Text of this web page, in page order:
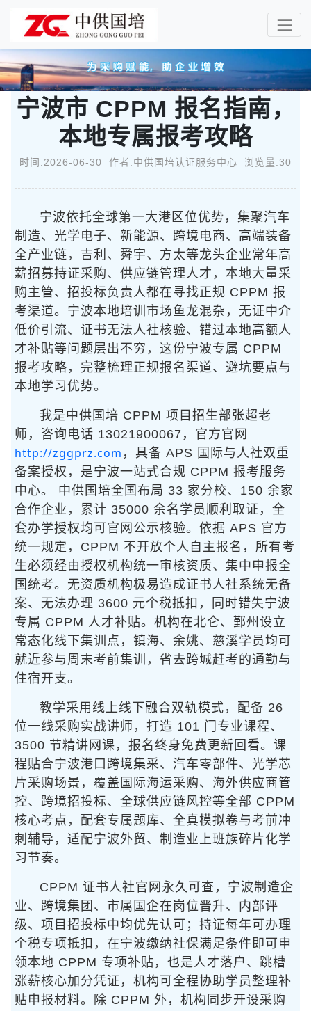
宁波市 CPPM 报名指南，
本地专属报考攻略
时间:2026-06-30 作者:中供国培认证服务中心 浏览量:30
宁波依托全球第一大港区位优势，集聚汽车
制造、光学电子、新能源、跨境电商、高端装备
全产业链，吉利、舜宇、方太等龙头企业常年高
薪招募持证采购、供应链管理人才，本地大量采
购主管、招投标负责人都在寻找正规 CPPM 报
考渠道。宁波本地培训市场鱼龙混杂，无证中介
低价引流、证书无法人社核验、错过本地高额人
才补贴等问题层出不穷，这份宁波专属 CPPM
报考攻略，完整梳理正规报名渠道、避坑要点与
本地学习优势。
我是中供国培 CPPM 项目招生部张超老
师，咨询电话 13021900067，官方官网
http://zggprz.com ，具备 APS 国际与人社双重
备案授权，是宁波一站式合规 CPPM 报考服务
中心。 中供国培全国布局 33 家分校、150 余家
合作企业，累计 35000 余名学员顺利取证，全
套办学授权均可官网公示核验。依据 APS 官方
统一规定，CPPM 不开放个人自主报名，所有考
生必须经由授权机构统一审核资质、集中申报全
国统考。无资质机构极易造成证书人社系统无备
案、无法办理 3600 元个税抵扣，同时错失宁波
专属 CPPM 人才补贴。机构在北仑、鄞州设立
常态化线下集训点，镇海、余姚、慈溪学员均可
就近参与周末考前集训，省去跨城赶考的通勤与
住宿开支。
教学采用线上线下融合双轨模式，配备 26
位一线采购实战讲师，打造 101 门专业课程、
3500 节精讲网课，报名终身免费更新回看。课
程贴合宁波港口跨境集采、汽车零部件、光学芯
片采购场景，覆盖国际海运采购、海外供应商管
控、跨境招投标、全球供应链风控等全部 CPPM
核心考点，配套专属题库、全真模拟卷与考前冲
刺辅导，适配宁波外贸、制造业上班族碎片化学
习节奏。
CPPM 证书人社官网永久可查，宁波制造企
业、跨境集团、市属国企在岗位晋升、内部评
级、项目招投标中均优先认可；持证每年可办理
个税专项抵扣，在宁波缴纳社保满足条件即可申
领本地 CPPM 专项补贴，也是人才落户、跳槽
涨薪核心加分凭证，机构可全程协助学员整理补
贴申报材料。除 CPPM 外，机构同步开设采购